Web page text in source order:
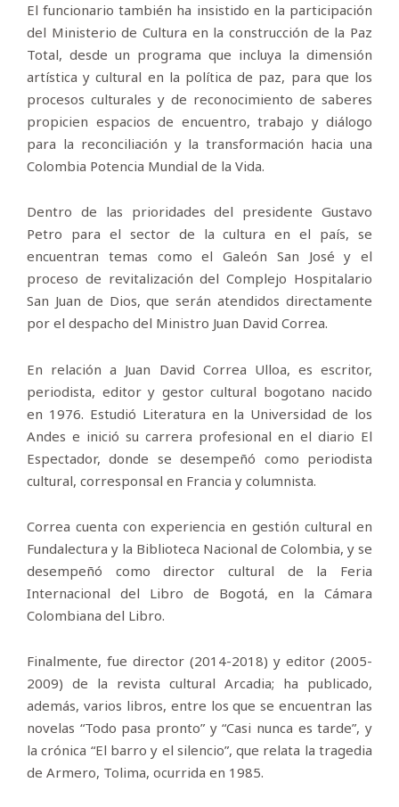
El funcionario también ha insistido en la participación
del Ministerio de Cultura en la construcción de la Paz
Total, desde un programa que incluya la dimensión
artística y cultural en la política de paz, para que los
procesos culturales y de reconocimiento de saberes
propicien espacios de encuentro, trabajo y diálogo
para la reconciliación y la transformación hacia una
Colombia Potencia Mundial de la Vida.
Dentro de las prioridades del presidente Gustavo
Petro para el sector de la cultura en el país, se
encuentran temas como el Galeón San José y el
proceso de revitalización del Complejo Hospitalario
San Juan de Dios, que serán atendidos directamente
por el despacho del Ministro Juan David Correa.
En relación a Juan David Correa Ulloa, es escritor,
periodista, editor y gestor cultural bogotano nacido
en 1976. Estudió Literatura en la Universidad de los
Andes e inició su carrera profesional en el diario El
Espectador, donde se desempeñó como periodista
cultural, corresponsal en Francia y columnista.
Correa cuenta con experiencia en gestión cultural en
Fundalectura y la Biblioteca Nacional de Colombia, y se
desempeñó como director cultural de la Feria
Internacional del Libro de Bogotá, en la Cámara
Colombiana del Libro.
Finalmente, fue director (2014-2018) y editor (2005-
2009) de la revista cultural Arcadia; ha publicado,
además, varios libros, entre los que se encuentran las
novelas “Todo pasa pronto” y “Casi nunca es tarde”, y
la crónica “El barro y el silencio”, que relata la tragedia
de Armero, Tolima, ocurrida en 1985.